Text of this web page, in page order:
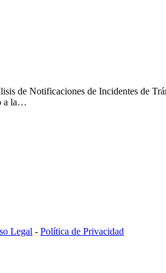
de Notificaciones de Incidentes de
a la…
Legal - Política de Privacidad